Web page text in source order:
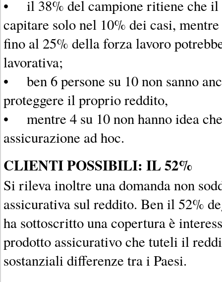
• il 38% del campione ritiene che il
capitare solo nel 10% dei casi,
fino al 25% della forza lavoro
lavorativa;
• ben 6 persone su 10 non sanno
proteggere il proprio reddito,
• mentre 4 su 10 non hanno idea
assicurazione ad hoc.
CLIENTI POSSIBILI: IL 52%
Si rileva inoltre una domanda non
assicurativa sul reddito. Ben il 52%
ha sottoscritto una copertura è
prodotto assicurativo che tuteli il
sostanziali differenze tra i Paesi.